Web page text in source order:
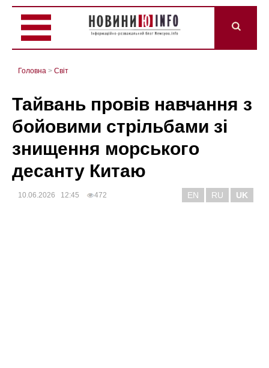
Головна > Світ
Тайвань провів навчання з
бойовими стрільбами зі
знищення морського
десанту Китаю
10.06.2026 12:45 472 EN RU UK